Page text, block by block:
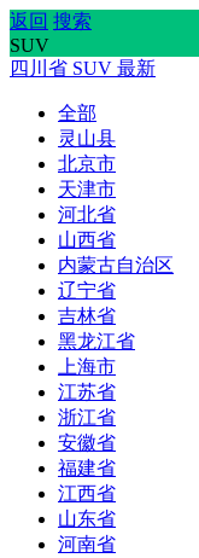
返回 搜索
SUV
四川省 SUV 最新
全部
灵山县
北京市
天津市
河北省
山西省
内蒙古自治区
辽宁省
吉林省
黑龙江省
上海市
江苏省
浙江省
安徽省
福建省
江西省
山东省
河南省